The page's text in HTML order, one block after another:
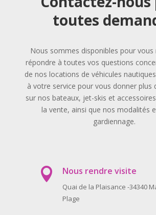
toutes
Nous sommes disponibles pour vous
répondre à toutes vos questions
de nos locations de véhicules
à votre service pour vous donner plus
sur nos bateaux, jet-skis et
la vente, ainsi que nos modalités
gardiennage.
 Nous rendre visite
Quai de la Plaisance -34340
Plage